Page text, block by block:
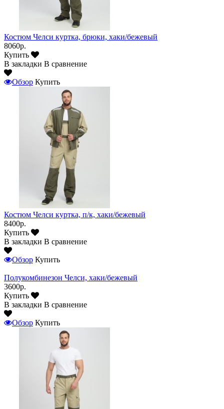
Костюм Челси куртка, брюки, хаки/бежевый
8060р.
Купить
В закладки В сравнение
Обзор Купить
Костюм Челси куртка, п/к, хаки/бежевый
8400р.
Купить
В закладки В сравнение
Обзор Купить
Полукомбинезон Челси, хаки/бежевый
3600р.
Купить
В закладки В сравнение
Обзор Купить